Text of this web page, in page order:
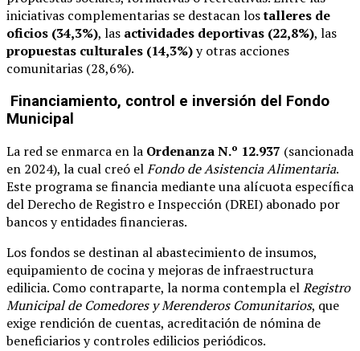
iniciativas complementarias se destacan lostalleres de
oficios (34,3%), las actividades deportivas (22,8%), las
propuestas culturales (14,3%)y otras acciones
comunitarias (28,6%).
Financiamiento, control e inversión del Fondo
Municipal
La red se enmarca en la Ordenanza N.º 12.937 (sancionada
en 2024), la cual creó elFondo de Asistencia Alimentaria.
Este programa se financia mediante una alícuota específica
del Derecho de Registro e Inspección (DREI) abonado por
bancos y entidades financieras.
Los fondos se destinan al abastecimiento de insumos,
equipamiento de cocina y mejoras de infraestructura
edilicia. Como contraparte, la norma contempla elRegistro
Municipal de Comedores y Merenderos Comunitarios, que
exige rendición de cuentas, acreditación de nómina de
beneficiarios y controles edilicios periódicos.